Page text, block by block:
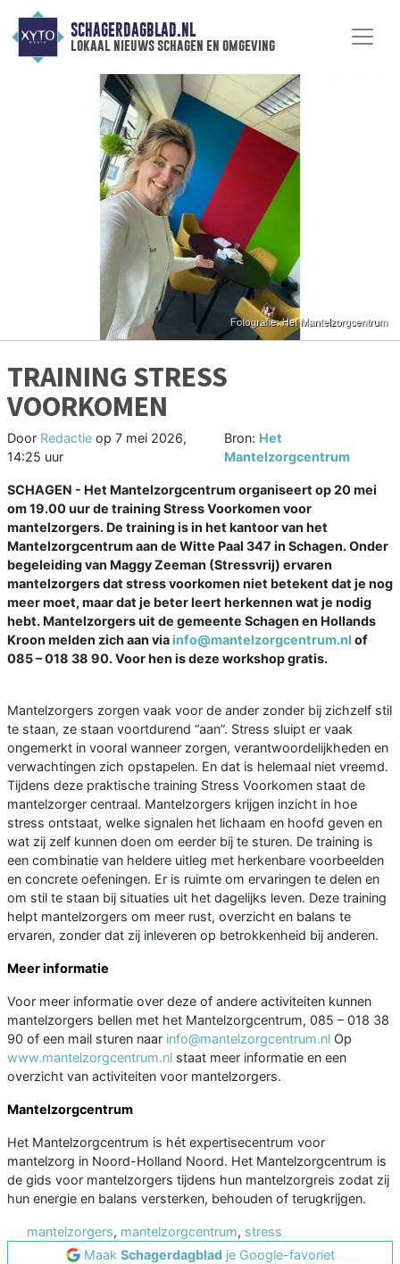
SCHAGERDAGBLAD.NL
lokaal nieuws schagen en omgeving
TRAINING STRESS
VOORKOMEN
Door Redactie op 7 mei 2026,
14:25 uur
Bron: Het
Mantelzorgcentrum
SCHAGEN - Het Mantelzorgcentrum organiseert op 20 mei
om 19.00 uur de training Stress Voorkomen voor
mantelzorgers. De training is in het kantoor van het
Mantelzorgcentrum aan de Witte Paal 347 in Schagen. Onder
begeleiding van Maggy Zeeman (Stressvrij) ervaren
mantelzorgers dat stress voorkomen niet betekent dat je nog
meer moet, maar dat je beter leert herkennen wat je nodig
hebt. Mantelzorgers uit de gemeente Schagen en Hollands
Kroon melden zich aan viainfo@mantelzorgcentrum.nl of
085 – 018 38 90. Voor hen is deze workshop gratis.
Mantelzorgers zorgen vaak voor de ander zonder bij zichzelf stil
te staan, ze staan voortdurend “aan”. Stress sluipt er vaak
ongemerkt in vooral wanneer zorgen, verantwoordelijkheden en
verwachtingen zich opstapelen. En dat is helemaal niet vreemd.
Tijdens deze praktische training Stress Voorkomen staat de
mantelzorger centraal. Mantelzorgers krijgen inzicht in hoe
stress ontstaat, welke signalen het lichaam en hoofd geven en
wat zij zelf kunnen doen om eerder bij te sturen. De training is
een combinatie van heldere uitleg met herkenbare voorbeelden
en concrete oefeningen. Er is ruimte om ervaringen te delen en
om stil te staan bij situaties uit het dagelijks leven. Deze training
helpt mantelzorgers om meer rust, overzicht en balans te
ervaren, zonder dat zij inleveren op betrokkenheid bij anderen.
Meer informatie
Voor meer informatie over deze of andere activiteiten kunnen
mantelzorgers bellen met het Mantelzorgcentrum, 085 – 018 38
90 of een mail sturen naar info@mantelzorgcentrum.nl Op
www.mantelzorgcentrum.nl staat meer informatie en een
overzicht van activiteiten voor mantelzorgers.
Mantelzorgcentrum
Het Mantelzorgcentrum is hét expertisecentrum voor
mantelzorg in Noord-Holland Noord. Het Mantelzorgcentrum is
de gids voor mantelzorgers tijdens hun mantelzorgreis zodat zij
hun energie en balans versterken, behouden of terugkrijgen.
mantelzorgers, mantelzorgcentrum, stress
Maak Schagerdagbladje Google-favoriet